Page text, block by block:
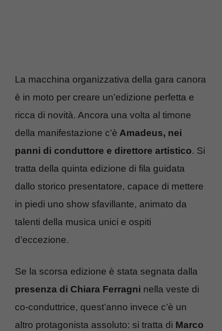
La macchina organizzativa della gara canora
è in moto per creare un’edizione perfetta e
ricca di novità. Ancora una volta al timone
della manifestazione c’è Amadeus, nei
panni di conduttore e direttore artistico. Si
tratta della quinta edizione di fila guidata
dallo storico presentatore, capace di mettere
in piedi uno show sfavillante, animato da
talenti della musica unici e ospiti
d’eccezione.
Se la scorsa edizione è stata segnata dalla
presenza di Chiara Ferragni nella veste di
co-conduttrice, quest’anno invece c’è un
altro protagonista assoluto: si tratta di Marco